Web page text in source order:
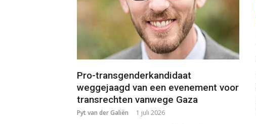
Pro-transgenderkandidaat
weggejaagd van een evenement voor
transrechten vanwege Gaza
Pyt van der Galiën 1 juli 2026